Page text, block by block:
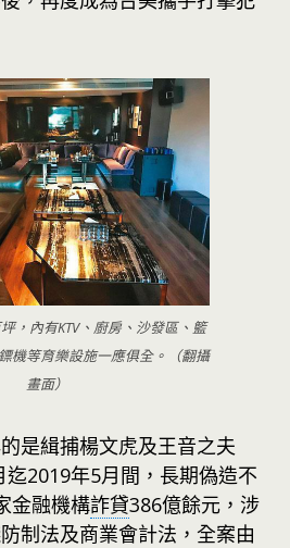
，內有KTV、廚房、沙發區、籃
機等育樂設施一應俱全。（翻攝
畫面）
是緝捕楊文虎及王音之夫
2019年5月間，長期偽造不
金融機構詐貸386億餘元，涉
制法及商業會計法，全案由